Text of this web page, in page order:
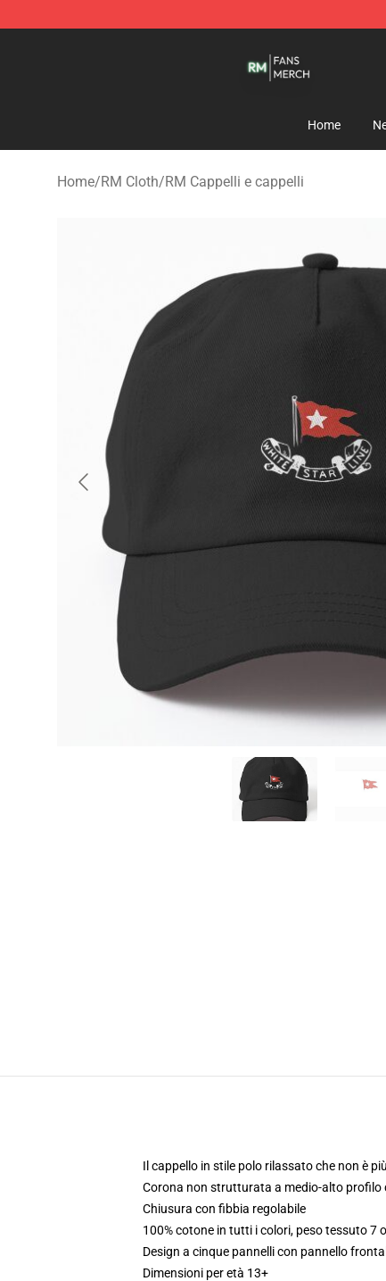
Home
Home/RM Cloth/RM Cappelli e cappelli
Il cappello in stile polo rilassato che non è
Corona non strutturata a medio-alto profilo
Chiusura con fibbia regolabile
100% cotone in tutti i colori, peso tessuto 7
Design a cinque pannelli con pannello
Dimensioni per età 13+